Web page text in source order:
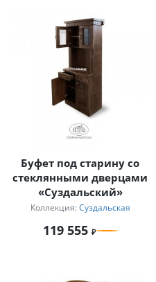
Буфет под старину со
стеклянными дверцами
«Суздальский»
Коллекция: Суздальская
119 555